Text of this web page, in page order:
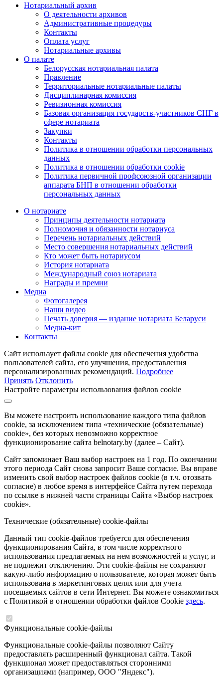
Нотариальный архив
О деятельности архивов
Административные процедуры
Контакты
Оплата услуг
Нотариальные архивы
О палате
Белорусская нотариальная палата
Правление
Территориальные нотариальные палаты
Дисциплинарная комиссия
Ревизионная комиссия
Базовая организация государств-участников СНГ в
сфере нотариата
Закупки
Контакты
Политика в отношении обработки персональных
данных
Политика в отношении обработки cookie
Политика первичной профсоюзной организации
аппарата БНП в отношении обработки
персональных данных
О нотариате
Принципы деятельности нотариата
Полномочия и обязанности нотариуса
Перечень нотариальных действий
Место совершения нотариальных действий
Кто может быть нотариусом
История нотариата
Международный союз нотариата
Награды и премии
Медиа
Фотогалерея
Наши видео
Печать доверия — издание нотариата Беларуси
Медиа-кит
Контакты
Сайт использует файлы cookie для обеспечения удобства
пользователей сайта, его улучшения, предоставления
персонализированных рекомендаций. Подробнее
Принять Отклонить
Настройте параметры использования файлов cookie
Вы можете настроить использование каждого типа файлов
cookie, за исключением типа «технические (обязательные)
cookie», без которых невозможно корректное
функционирование сайта belnotary.by (далее – Сайт).
Сайт запоминает Ваш выбор настроек на 1 год. По окончании
этого периода Сайт снова запросит Ваше согласие. Вы вправе
изменить свой выбор настроек файлов cookie (в т.ч. отозвать
согласие) в любое время в интерфейсе Сайта путем перехода
по ссылке в нижней части страницы Сайта «Выбор настроек
cookie».
Технические (обязательные) cookie-файлы
Данный тип cookie-файлов требуется для обеспечения
функционирования Сайта, в том числе корректного
использования предлагаемых на нем возможностей и услуг, и
не подлежит отключению. Эти cookie-файлы не сохраняют
какую-либо информацию о пользователе, которая может быть
использована в маркетинговых целях или для учета
посещаемых сайтов в сети Интернет. Вы можете ознакомиться
с Политикой в отношении обработки файлов Cookie здесь.
Функциональные cookie-файлы
Функциональные cookie-файлы позволяют Сайту
предоставлять расширенный функционал сайта. Такой
функционал может предоставляться сторонними
организациями (например, ООО "Яндекс").